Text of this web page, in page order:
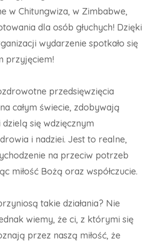
w Chitungwiza, w Zimbabwe,
dla osób głuchych! Dzięki
wydarzenie spotkało się
przyjęciem!
przedsięwzięcia
całym świecie, zdobywają
się wdzięcznym
i nadziei. Jest to realne,
na przeciw potrzeb
miłość Bożą oraz współczucie.
takie działania? Nie
wiemy, że ci, z którymi się
przez naszą miłość, że